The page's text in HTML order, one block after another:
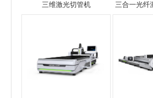
三维激光切管机 三合一光纤